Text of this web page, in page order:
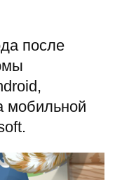
после
мобильной